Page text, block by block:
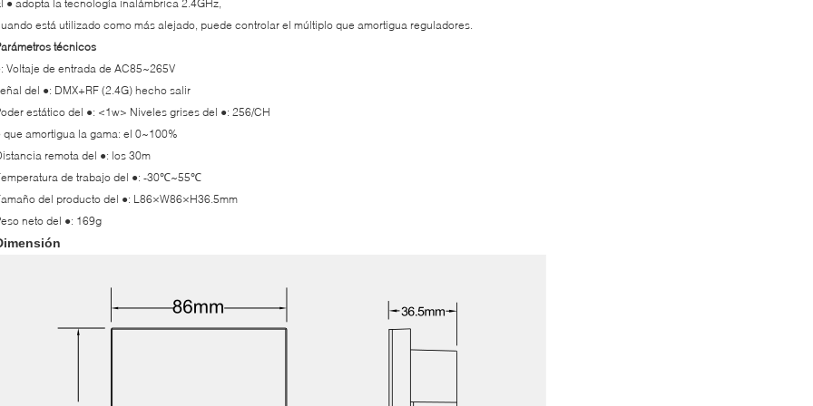
● adopta la tecnología inalámbrica 2.4GHz,
está utilizado como más alejado, puede controlar el múltiplo que amortigua reguladores.
técnicos
Voltaje de entrada de AC85~265V
del ●: DMX+RF (2.4G) hecho salir
estático del ●: <1w> Niveles grises del ●: 256/CH
que amortigua la gama: el 0~100%
remota del ●: los 30m
de trabajo del ●: -30℃~55℃
del producto del ●: L86×W86×H36.5mm
neto del ●: 169g